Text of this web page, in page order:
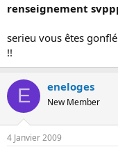
renseignement
serieu vous êtes
!!
E eneloges
New Member
4 Janvier 2009